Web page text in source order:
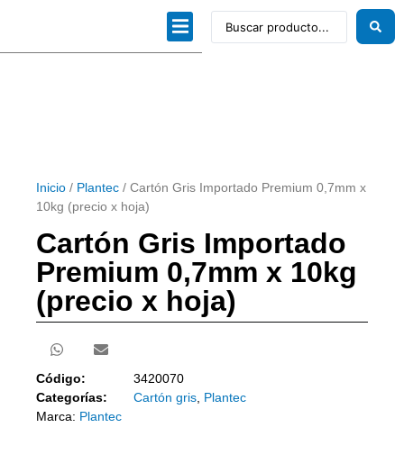
Inicio / Plantec / Cartón Gris Importado Premium 0,7mm x
10kg (precio x hoja)
Cartón Gris Importado
Premium 0,7mm x 10kg
(precio x hoja)
Código:
3420070
Categorías:
Cartón gris Plantec
Marca: Plantec